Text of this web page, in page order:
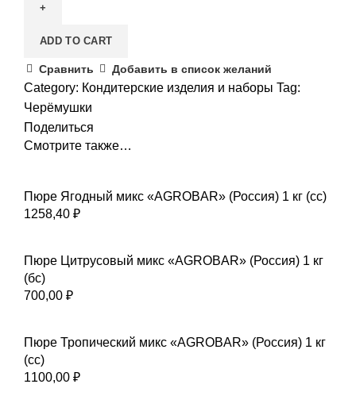
шоколадный
*24шт
"Черёмушки"
quantity
ADD TO CART
Сравнить Добавить в список желаний
Category: Кондитерские изделия и наборы Tag:
Черёмушки
Поделиться
Смотрите также…
Пюре Ягодный микс «AGROBAR» (Россия) 1 кг (сс)
1258,40 ₽
Пюре Цитрусовый микс «AGROBAR» (Россия) 1 кг
(бс)
700,00 ₽
Пюре Тропический микс «AGROBAR» (Россия) 1 кг
(сс)
1100,00 ₽